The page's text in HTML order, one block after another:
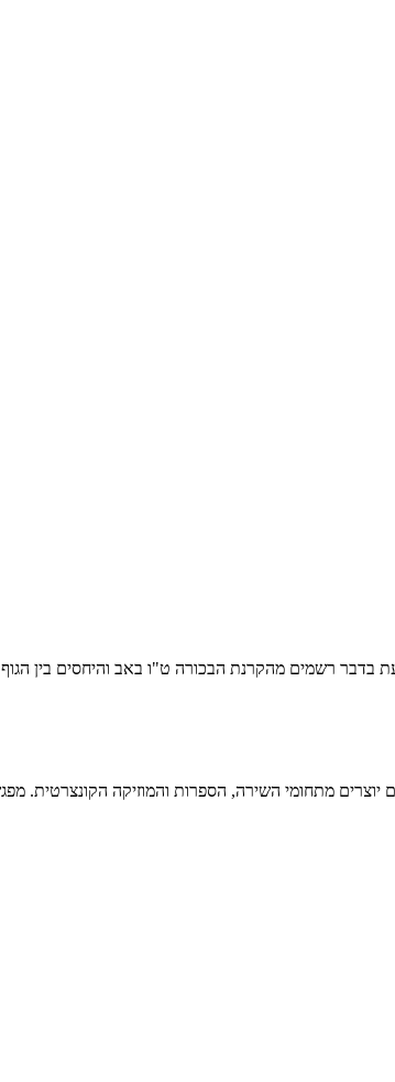
בדבר רשמים מהקרנת הבכורה ט"ו באב והיחסים בין
מתחומי השירה, הספרות והמוזיקה הקונצרטית. מפגש מס' 23